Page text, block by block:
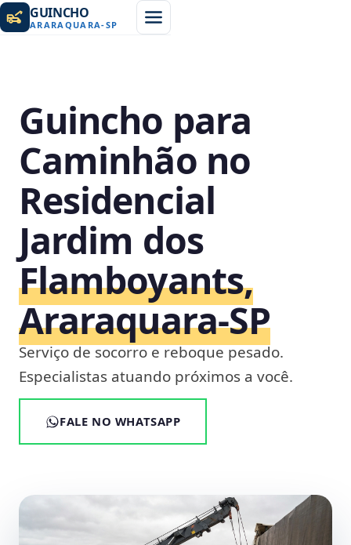
GUINCHO
ARARAQUARA-SP
Guincho para
Caminhão no
Residencial
Jardim dos
Flamboyants,
Araraquara‑SP
Serviço de socorro e reboque pesado.
Especialistas atuando próximos a você.
FALE NO WHATSAPP